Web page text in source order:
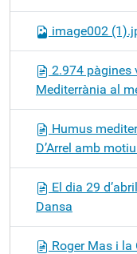
image002
2.974 pàgines
Mediterrània al
Humus
D’Arrel amb
El dia 29
Dansa
Roger Mas i